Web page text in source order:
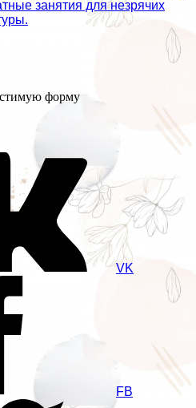
занятия для незрячих
форму
VK
FB